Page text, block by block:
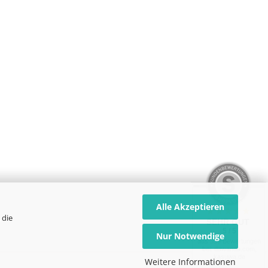
die
Alle Akzeptieren
Nur Notwendige
Weitere Informationen
SEHR GUT
aus 339 Bewertungen
bei: dawanda.com,